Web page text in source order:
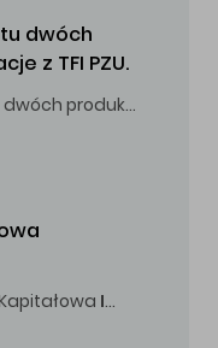
dwóch
z TFI PZU.
Inwestorzy zyskali dostęp do dwóch produktów umożliwiających inwestowanie w obligacje skarbowe.
Immobile